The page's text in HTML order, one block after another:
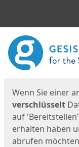
Start
Wenn Sie einer
verschlüsselt
auf
erhalten haben
abrufen